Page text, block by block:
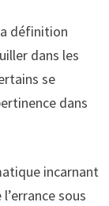
définition
dans les
se
dans
incarnant
sous